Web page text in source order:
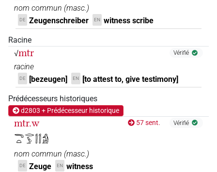
nom commun (masc.)
DE Zeugenschreiber EN witness scribe
Racine
√mtr Vérifié
racine
DE [bezeugen] EN [to attest to, give testimony]
Prédécesseurs historiques
d2803 + Prédécesseur historique
mtr.w
𓂸𓏏𓂋𓅱𓂭𓂭𓀁
57 sent. Vérifié
nom commun (masc.)
DE Zeuge EN witness